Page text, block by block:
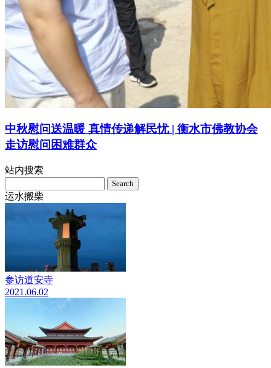
中秋慰问送温暖 真情传递解民忧 | 衡水市佛教协会
走访慰问困难群众
站内搜索
for:
运水搬柴
参访道安寺
2021.06.02